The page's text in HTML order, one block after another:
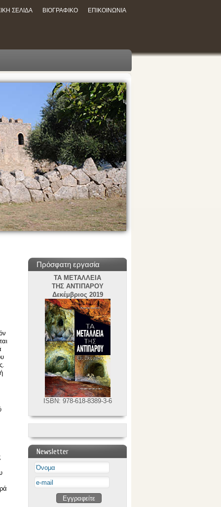
ΣΕΛΙΔΑ ΒΙΟΓΡΑΦΙΚΟ ΕΠΙΚΟΙΝΩΝΙΑ
Πρόσφατη εργασία
ΤΑ ΜΕΤΑΛΛΕΙΑ
ΤΗΣ ΑΝΤΙΠΑΡΟΥ
Δεκέμβριος 2019
ISBN: 978-618-8389-3-6
Newsletter